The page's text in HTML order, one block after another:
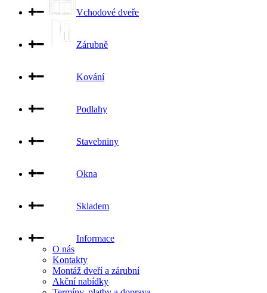
Vchodové dveře
Zárubně
Kování
Podlahy
Stavebniny
Okna
Skladem
Informace
O nás
Kontakty
Montáž dveří a zárubní
Akční nabídky